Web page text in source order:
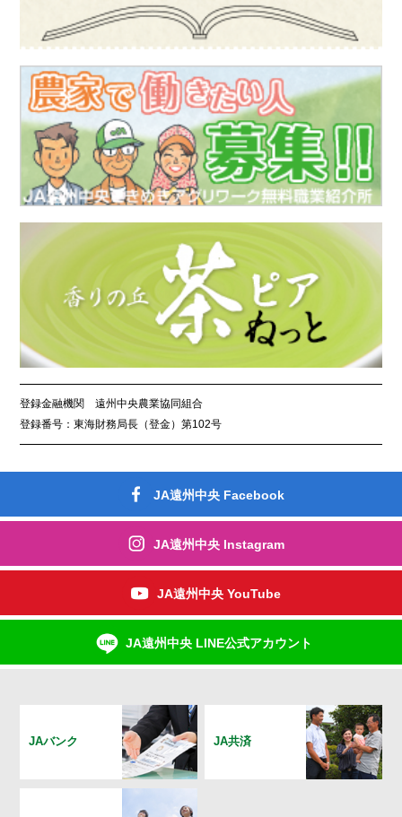
登録金融機関 遠州中央農業協同組合
登録番号：東海財務局長（登金）第102号
JA遠州中央 Facebook
JA遠州中央 Instagram
JA遠州中央 YouTube
JA遠州中央 LINE公式アカウント
JAバンク JA共済